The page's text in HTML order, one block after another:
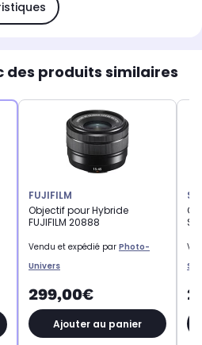
des produits similaires
FUJIFILM
Objectif pour Hybride
FUJIFILM 20888
Vendu et expédié par Photo-
Univers
299,00€
Ajouter au panier